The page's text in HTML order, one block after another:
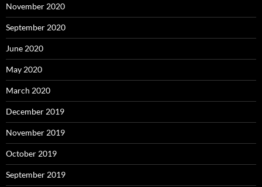
November 2020
September 2020
June 2020
May 2020
March 2020
December 2019
November 2019
October 2019
September 2019